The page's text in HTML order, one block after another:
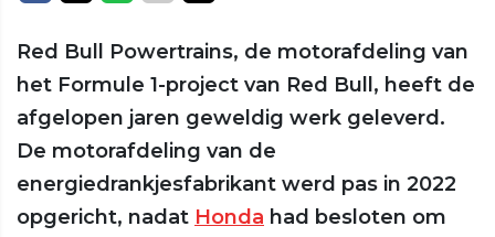
Red Bull Powertrains, de motorafdeling van
het Formule 1-project van Red Bull, heeft de
afgelopen jaren geweldig werk geleverd.
De motorafdeling van de
energiedrankjesfabrikant werd pas in 2022
opgericht, nadat Honda had besloten om